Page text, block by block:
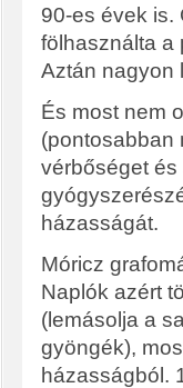
90-es évek is.
fölhasználta a
Aztán nagyon
És most nem
(pontosabban
vérbőséget
házasságát.
Móricz
Naplók azért
(lemásolja a
gyöngék),
házasságból.